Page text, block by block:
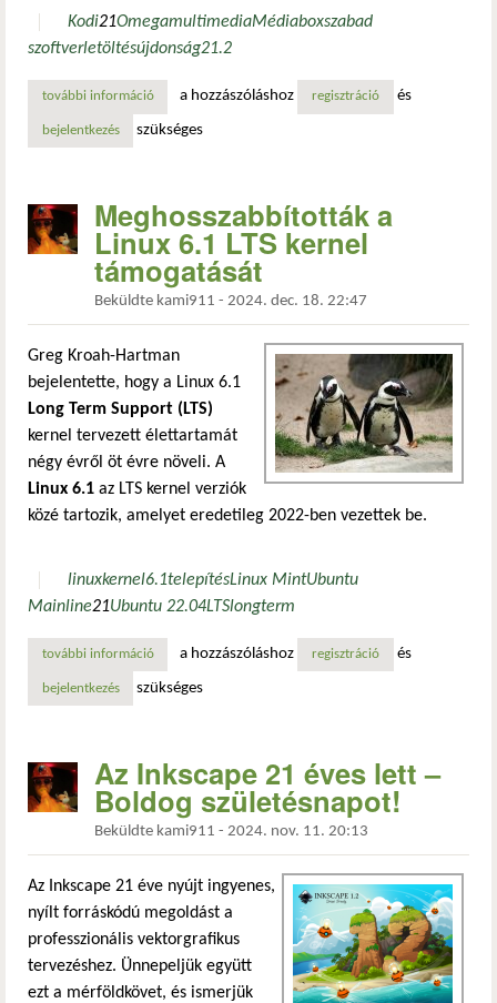
Kodi21OmegamultimediaMédiaboxszabad
szoftverletöltésújdonság21.2
további információkodi 21.2 „omega” – új kiadás tartalommal kapcsolatosan
a hozzászóláshoz regisztráció és
bejelentkezés szükséges
Meghosszabbították a
Linux 6.1 LTS kernel
támogatását
Beküldte kami911 - 2024. dec. 18. 22:47
Greg Kroah-Hartman
bejelentette, hogy a Linux 6.1
Long Term Support (LTS)
kernel tervezett élettartamát
négy évről öt évre növeli. A
Linux 6.1 az LTS kernel verziók
közé tartozik, amelyet eredetileg 2022-ben vezettek be.
linuxkernel6.1telepítésLinux MintUbuntu
Mainline21Ubuntu 22.04LTSlongterm
további információmeghosszabbították a linux 6.1 lts kernel támogatását
a hozzászóláshoz regisztráció és
bejelentkezés szükséges
Az Inkscape 21 éves lett –
Boldog születésnapot!
Beküldte kami911 - 2024. nov. 11. 20:13
Az Inkscape 21 éve nyújt ingyenes,
nyílt forráskódú megoldást a
professzionális vektorgrafikus
tervezéshez. Ünnepeljük együtt
ezt a mérföldkövet, és ismerjük